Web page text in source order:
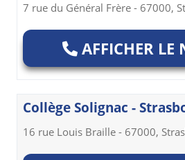
7 rue du Général Frère - 67000,
AFFICHER LE
Collège Solignac -
16 rue Louis Braille - 67000,